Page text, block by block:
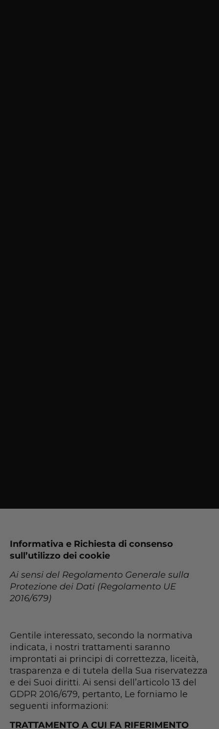
Informativa e Richiesta di consenso
sull’utilizzo dei cookie
Ai sensi del Regolamento Generale sulla
Protezione dei Dati (Regolamento UE
2016/679)
Gentile interessato, secondo la normativa
indicata, i nostri trattamenti saranno
improntati ai principi di correttezza, liceità,
trasparenza e di tutela della Sua riservatezza
e dei Suoi diritti. Ai sensi dell’articolo 13 del
GDPR 2016/679, pertanto, Le forniamo le
seguenti informazioni:
TRATTAMENTO A CUI FA RIFERIMENTO